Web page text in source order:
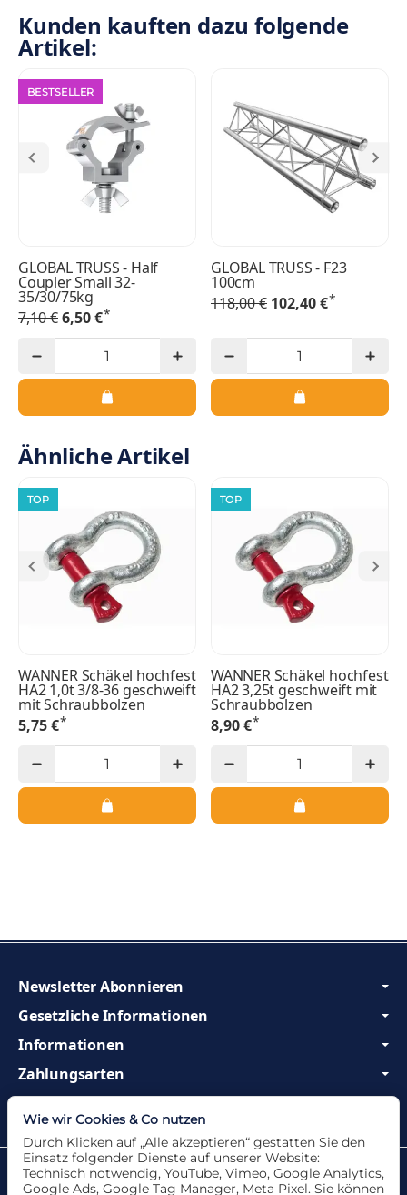
Kunden kauften dazu folgende
Artikel:
BESTSELLER
GLOBAL TRUSS - Half
Coupler Small 32-
35/30/75kg
7,10 €6,50 €*
GLOBAL TRUSS - F23
100cm
118,00 € 102,40 €*
Ähnliche Artikel
TOP
WANNER Schäkel hochfest
HA2 1,0t 3/8-36 geschweift
mit Schraubbolzen
5,75 €*
TOP
WANNER Schäkel hochfest
HA2 3,25t geschweift mit
Schraubbolzen
8,90 €*
Gesetzliche Informationen
Informationen
Zahlungsarten
Wir sind Profis und beraten Sie gerne!
Newsletter Abonnieren
Datenschutzerklärung•Impressum
Wie wir Cookies & Co nutzen
Durch Klicken auf „Alle akzeptieren“ gestatten Sie den
Einsatz folgender Dienste auf unserer Website:
Technisch notwendig, YouTube, Vimeo, Google Analytics,
Google Ads, Google Tag Manager, Meta Pixel. Sie können